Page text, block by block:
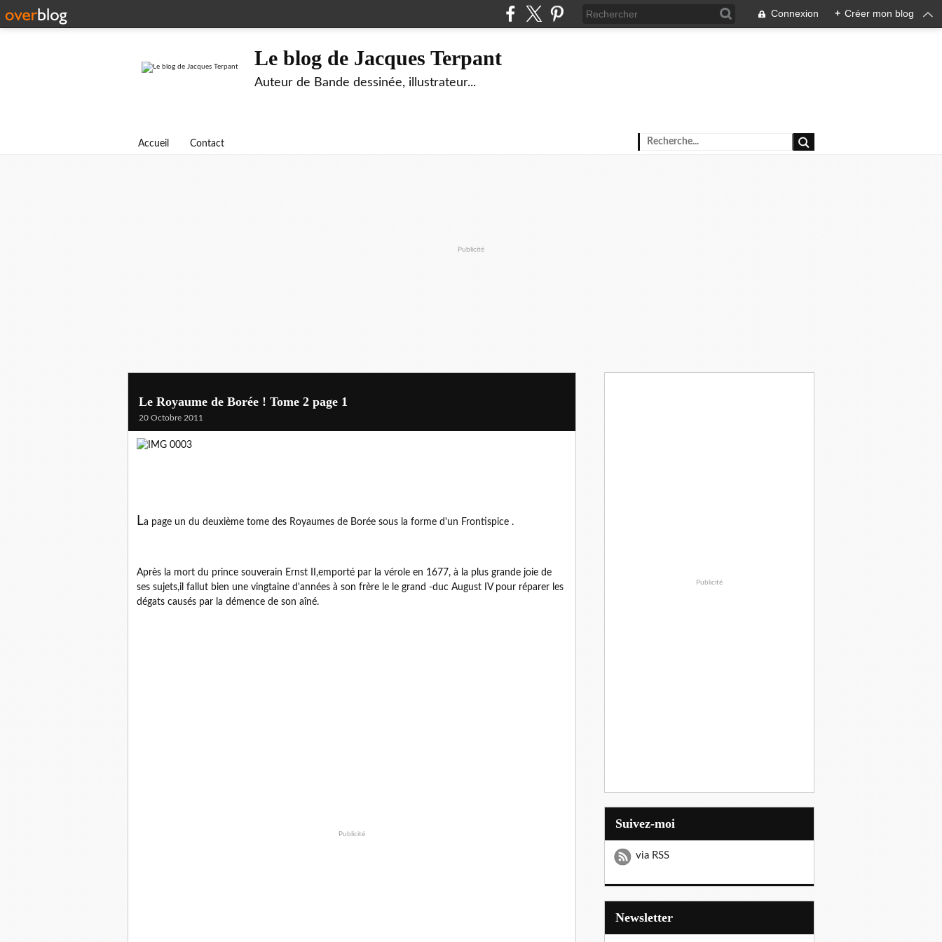
Connexion + Créer mon blog
Le blog de Jacques Terpant
Auteur de Bande dessinée, illustrateur...
Accueil Contact
Publicité
Le Royaume de Borée ! Tome 2 page 1
20 Octobre 2011
La page un du deuxième tome des Royaumes de Borée sous la forme d'un Frontispice .
Après la mort du prince souverain Ernst II,emporté par la vérole en 1677, à la plus grande joie de
ses sujets,il fallut bien une vingtaine d'années à son frère le le grand -duc August IV pour réparer les
dégats causés par la démence de son aîné.
Publicité
Publicité
Suivez-moi
via RSS
Newsletter